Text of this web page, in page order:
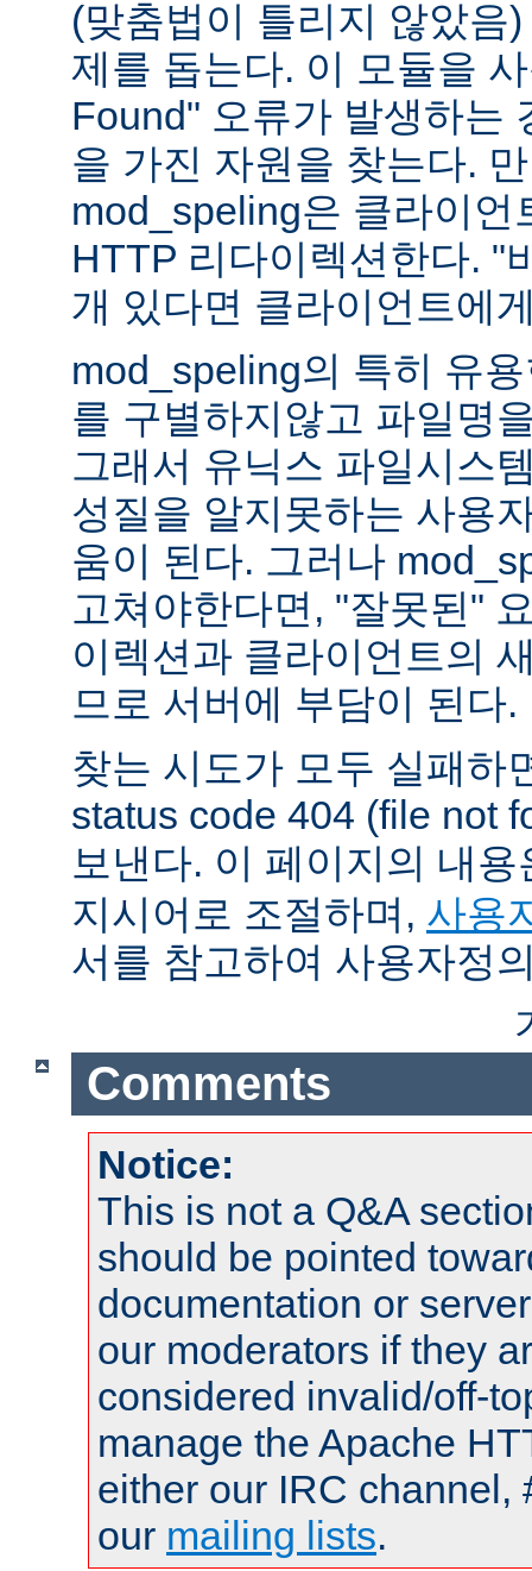
(맞춤법이 틀리지 않았음
제를 돕는다. 이 모듈을
Found" 오류가 발생하는
을 가진 자원을 찾는다.
mod_speling은 클라이언
HTTP 리다이렉션한다. "
개 있다면 클라이언트에
mod_speling의 특히 유
를 구별하지않고 파일명
그래서 유닉스 파일시스
성질을 알지못하는 사용
움이 된다. 그러나
고쳐야한다면, "잘못된"
이렉션과 클라이언트의
므로 서버에 부담이 된다.
찾는 시도가 모두 실패하
status code 404 (file not
보낸다. 이 페이지의 내
지시어로 조절하며, 사용
서를 참고하여 사용자정
Comments
Notice:
This is not a Q&A
should be pointed
documentation or
our moderators if they
considered invalid/off-
manage the Apache
either our IRC channel,
our mailing lists.